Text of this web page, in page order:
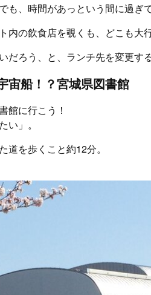
、時間があっという間に過ぎ
内の飲食店を覗くも、どこも大
ろう、と、ランチ先を変更す
宙船！？宮城県図書館
館に行こう！
」。
を歩くこと約12分。